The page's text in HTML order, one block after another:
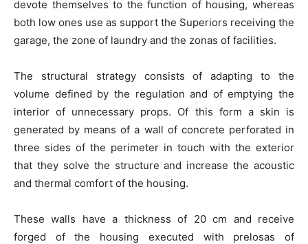
devote themselves to the function of housing, whereas
both low ones use as support the Superiors receiving the
garage, the zone of laundry and the zonas of facilities.
The structural strategy consists of adapting to the
volume defined by the regulation and of emptying the
interior of unnecessary props. Of this form a skin is
generated by means of a wall of concrete perforated in
three sides of the perimeter in touch with the exterior
that they solve the structure and increase the acoustic
and thermal comfort of the housing.
These walls have a thickness of 20 cm and receive
forged of the housing executed with prelosas of